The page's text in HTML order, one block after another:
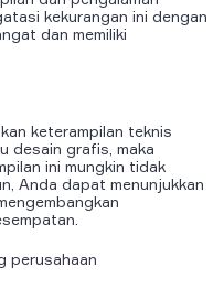
kekurangan ini dengan
dan memiliki
keterampilan teknis
desain grafis, maka
ini mungkin tidak
Anda dapat menunjukkan
perusahaan